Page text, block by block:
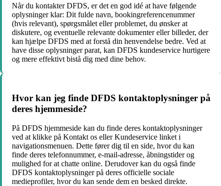
Når du kontakter DFDS, er det en god idé at have følgende
oplysninger klar: Dit fulde navn, bookingreferencenummer
(hvis relevant), spørgsmålet eller problemet, du ønsker at
diskutere, og eventuelle relevante dokumenter eller billeder, der
kan hjælpe DFDS med at forstå din henvendelse bedre. Ved at
have disse oplysninger parat, kan DFDS kundeservice hurtigere
og mere effektivt bistå dig med dine behov.
Hvor kan jeg finde DFDS kontaktoplysninger på
deres hjemmeside?
På DFDS hjemmeside kan du finde deres kontaktoplysninger
ved at klikke på Kontakt os eller Kundeservice linket i
navigationsmenuen. Dette fører dig til en side, hvor du kan
finde deres telefonnummer, e-mail-adresse, åbningstider og
mulighed for at chatte online. Derudover kan du også finde
DFDS kontaktoplysninger på deres officielle sociale
medieprofiler, hvor du kan sende dem en besked direkte.